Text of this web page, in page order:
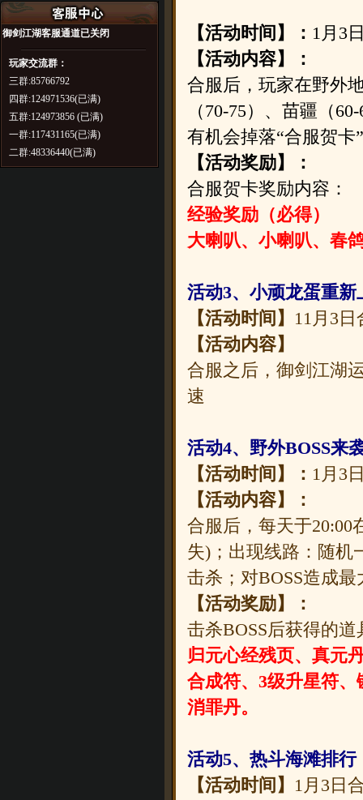
【活动时间】： 1月3
【活动内容】：
合服后，玩家在野外
（70-75）、苗疆（
有机会掉落“合服贺
【活动奖励】：
合服贺卡奖励内容：
经验奖励（必得）
大喇叭、小喇叭、春
活动3、小顽龙蛋重新
【活动时间】 11月3
【活动内容】
合服之后，御剑江湖
速
活动4、野外BOSS来
【活动时间】： 1月3
【活动内容】：
合服后，每天于20:00
失)；出现线路：随机
击杀；对BOSS造成
【活动奖励】：
击杀BOSS后获得的道
归元心经残页、真元
合成符、3级升星符
消罪丹。
活动5、热斗海滩排行
【活动时间】 1月3日
御剑江湖客服通道已关闭
玩家交流群：
三群:85766792
四群:124971536(已满)
五群:124973856 (已满)
一群:117431165(已满)
二群:48336440(已满)